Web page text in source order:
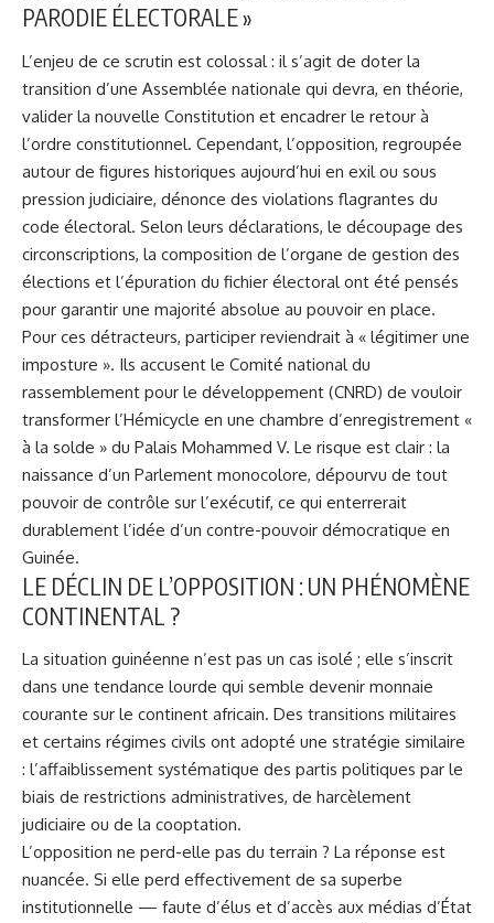
PARODIE ÉLECTORALE »
L’enjeu de ce scrutin est colossal : il s’agit de doter la
transition d’une Assemblée nationale qui devra, en théorie,
valider la nouvelle Constitution et encadrer le retour à
l’ordre constitutionnel. Cependant, l’opposition, regroupée
autour de figures historiques aujourd’hui en exil ou sous
pression judiciaire, dénonce des violations flagrantes du
code électoral. Selon leurs déclarations, le découpage des
circonscriptions, la composition de l’organe de gestion des
élections et l’épuration du fichier électoral ont été pensés
pour garantir une majorité absolue au pouvoir en place.
Pour ces détracteurs, participer reviendrait à « légitimer une
imposture ». Ils accusent le Comité national du
rassemblement pour le développement (CNRD) de vouloir
transformer l’Hémicycle en une chambre d’enregistrement «
à la solde » du Palais Mohammed V. Le risque est clair : la
naissance d’un Parlement monocolore, dépourvu de tout
pouvoir de contrôle sur l’exécutif, ce qui enterrerait
durablement l’idée d’un contre-pouvoir démocratique en
Guinée.
LE DÉCLIN DE L’OPPOSITION : UN PHÉNOMÈNE
CONTINENTAL ?
La situation guinéenne n’est pas un cas isolé ; elle s’inscrit
dans une tendance lourde qui semble devenir monnaie
courante sur le continent africain. Des transitions militaires
et certains régimes civils ont adopté une stratégie similaire
: l’affaiblissement systématique des partis politiques par le
biais de restrictions administratives, de harcèlement
judiciaire ou de la cooptation.
L’opposition ne perd-elle pas du terrain ? La réponse est
nuancée. Si elle perd effectivement de sa superbe
institutionnelle — faute d’élus et d’accès aux médias d’État